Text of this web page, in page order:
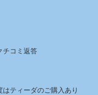
チコミ返答
ティーダのご購入あり